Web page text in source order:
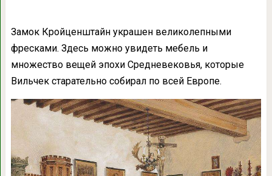
Замок Кройценштайн украшен великолепными
фресками. Здесь можно увидеть мебель и
множество вещей эпохи Средневековья, которые
Вильчек старательно собирал по всей Европе.